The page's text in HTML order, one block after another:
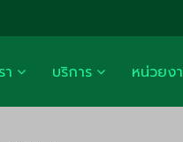
า บริการ หน่วยง